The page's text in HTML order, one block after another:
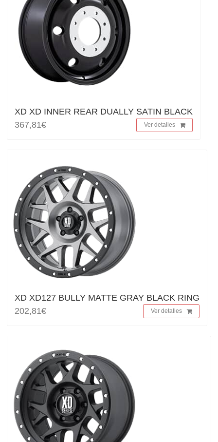
XD XD INNER REAR DUALLY SATIN BLACK
367,81€
Ver detalles
XD XD127 BULLY MATTE GRAY BLACK RING
202,81€
Ver detalles